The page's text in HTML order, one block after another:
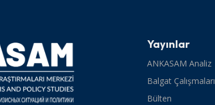
Yayınlar
ANKASAM Analiz
Balgat Çalışmaları
Bülten